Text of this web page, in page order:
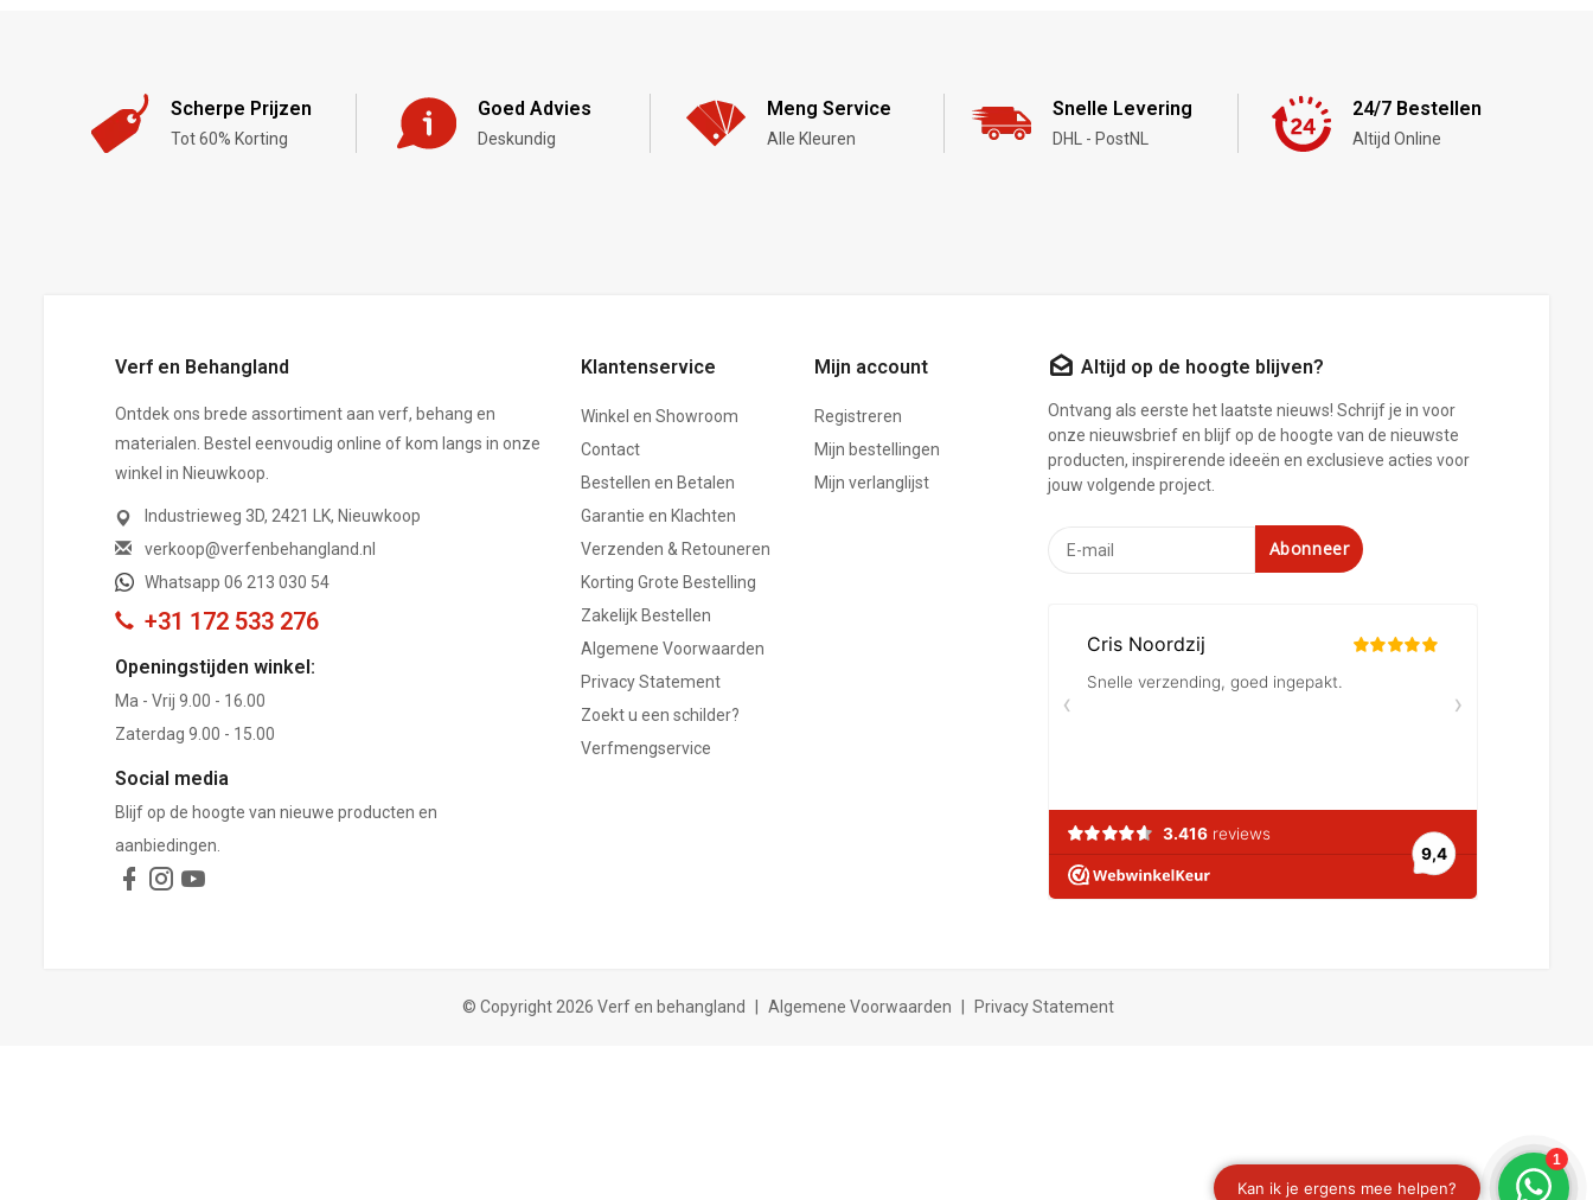
Scherpe Prijzen
Tot 60% Korting
Goed Advies
Deskundig
Meng Service
Alle Kleuren
Snelle Levering
DHL - PostNL
24/7 Bestellen
Altijd Online
Verf en Behangland
Ontdek ons brede assortiment aan verf, behang en
materialen. Bestel eenvoudig online of kom langs in onze
winkel in Nieuwkoop.
Industrieweg 3D, 2421 LK, Nieuwkoop
verkoop@verfenbehangland.nl
Whatsapp 06 213 030 54
+31 172 533 276
Openingstijden winkel:
Ma - Vrij 9.00 - 16.00
Zaterdag 9.00 - 15.00
Social media
Blijf op de hoogte van nieuwe producten en
aanbiedingen.
Klantenservice
Winkel en Showroom
Contact
Bestellen en Betalen
Garantie en Klachten
Verzenden & Retouneren
Korting Grote Bestelling
Zakelijk Bestellen
Algemene Voorwaarden
Privacy Statement
Zoekt u een schilder?
Verfmengservice
Mijn account
Registreren
Mijn bestellingen
Mijn verlanglijst
Altijd op de hoogte blijven?
Ontvang als eerste het laatste nieuws! Schrijf je in voor
onze nieuwsbrief en blijf op de hoogte van de nieuwste
producten, inspirerende ideeën en exclusieve acties voor
jouw volgende project.
Abonneer
© Copyright 2026 Verf en behangland Algemene Voorwaarden Privacy Statement